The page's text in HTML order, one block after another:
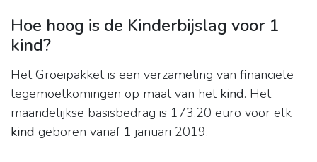
Hoe hoog is de Kinderbijslag voor 1
kind?
Het Groeipakket is een verzameling van financiële
tegemoetkomingen op maat van het kind. Het
maandelijkse basisbedrag is 173,20 euro voor elk
kind geboren vanaf 1 januari 2019.